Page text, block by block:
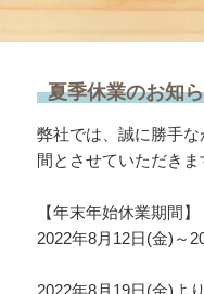
夏季休業のお知
弊社では、誠に勝手
間とさせていただきま
【年末年始休業期間】
2022年8月12日(金)～
2022年8月19日(金)よ